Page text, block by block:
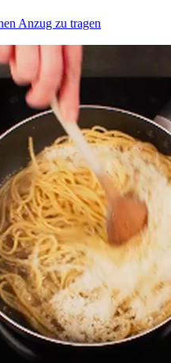
Anzug zu tragen